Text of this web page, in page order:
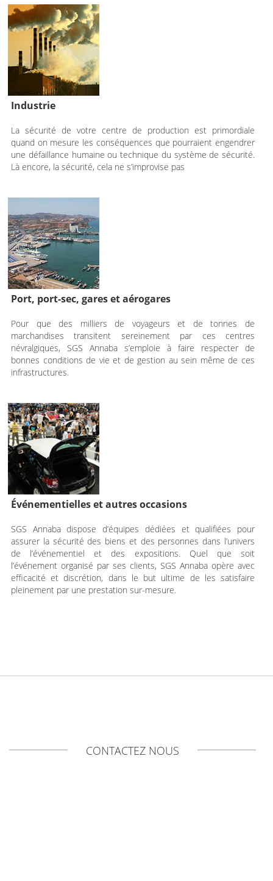
Industrie
La sécurité de votre centre de production est primordiale
quand on mesure les conséquences que pourraient engendrer
une défaillance humaine ou technique du système de sécurité.
Là encore, la sécurité, cela ne s’improvise pas
Port, port-sec, gares et aérogares
Pour que des milliers de voyageurs et de tonnes de
marchandises transitent sereinement par ces centres
névralgiques, SGS Annaba s’emploie à faire respecter de
bonnes conditions de vie et de gestion au sein même de ces
infrastructures.
Événementielles et autres occasions
SGS Annaba dispose d’équipes dédiées et qualifiées pour
assurer la sécurité des biens et des personnes dans l’univers
de l’événementiel et des expositions. Quel que soit
l’événement organisé par ses clients, SGS Annaba opère avec
efficacité et discrétion, dans le but ultime de les satisfaire
pleinement par une prestation sur-mesure.
CONTACTEZ NOUS